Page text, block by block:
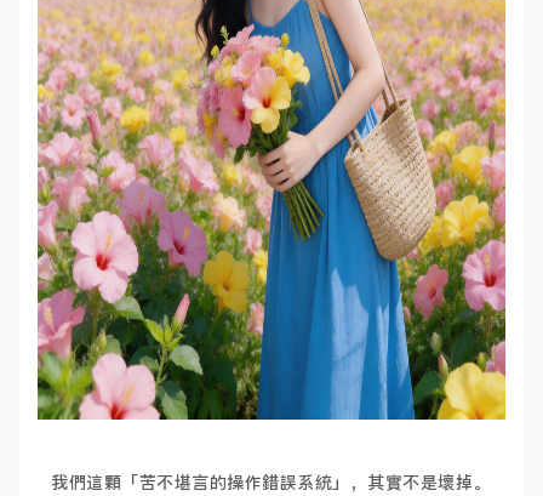
我們這顆「苦不堪言的操作錯誤系統」，其實不是壞掉。